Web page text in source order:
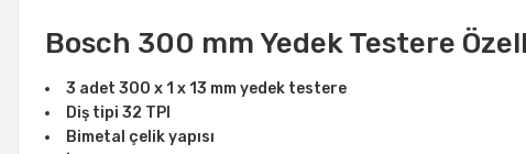
Bosch 300 mm Yedek Testere
3 adet 300 x 1 x 13 mm yedek testere
Diş tipi 32 TPI
Bimetal çelik yapısı